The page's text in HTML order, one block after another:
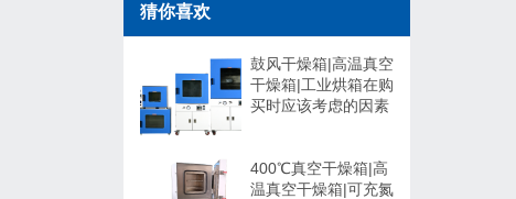
猜你喜欢
鼓风干燥箱|高温真空
干燥箱|工业烘箱在购
买时应该考虑的因素
400℃真空干燥箱|高
温真空干燥箱|可充氮